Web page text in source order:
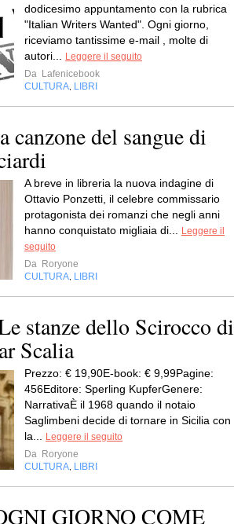
dodicesimo appuntamento con la rubrica
"Italian Writers Wanted". Ogni giorno,
riceviamo tantissime e-mail , molte di
autori...
Leggere il seguito
Da Lafenicebook
CULTURA LIBRI
canzone del sangue di
A breve in libreria la nuova indagine di
Ottavio Ponzetti, il celebre commissario
protagonista dei romanzi che negli anni
hanno conquistato migliaia di...
Leggere il
seguito
Da Roryone
CULTURA LIBRI
stanze dello Scirocco di
Scalia
Prezzo: € 19,90E-book: € 9,99Pagine:
456Editore: Sperling KupferGenere:
NarrativaÈ il 1968 quando il notaio
Saglimbeni decide di tornare in Sicilia con
la...
Leggere il seguito
Da Roryone
CULTURA LIBRI
GIORNO COME